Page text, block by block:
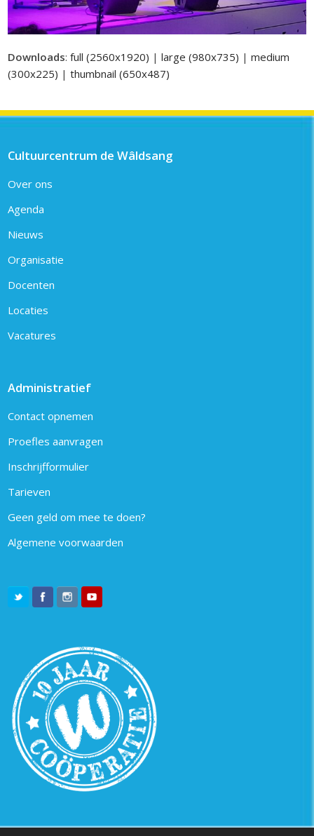
Downloads:full (2560x1920) |large (980x735) |medium
(300x225) |thumbnail (650x487)
Cultuurcentrum de Wâldsang
Over ons
Agenda
Nieuws
Organisatie
Docenten
Locaties
Vacatures
Administratief
Contact opnemen
Proefles aanvragen
Inschrijfformulier
Tarieven
Geen geld om mee te doen?
Algemene voorwaarden